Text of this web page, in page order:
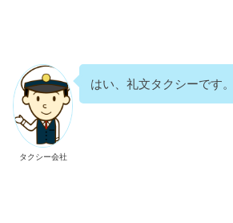
タクシー会社
はい、礼文タクシーです。